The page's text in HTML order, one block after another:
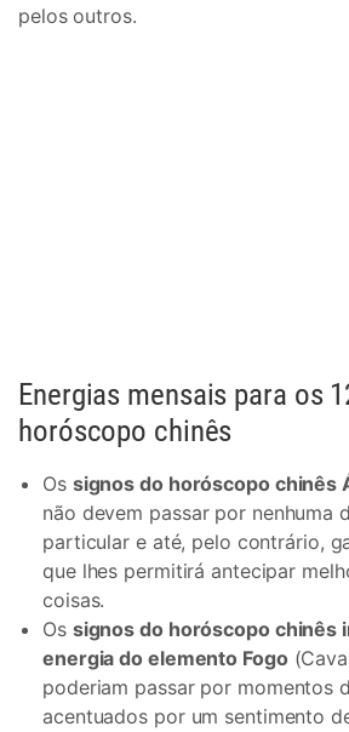
pelos outros.
Energias mensais para os
horóscopo chinês
Os signos do horóscopo chinês
não devem passar por nenhuma
particular e até, pelo contrário,
que lhes permitirá antecipar
coisas.
Os signos do horóscopo chinês
energia do elemento Fogo
poderiam passar por momentos
acentuados por um sentimento